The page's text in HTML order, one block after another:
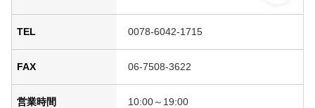
TEL 0078-6042-1715
FAX 06-7508-3622
営業時間 10:00～19:00